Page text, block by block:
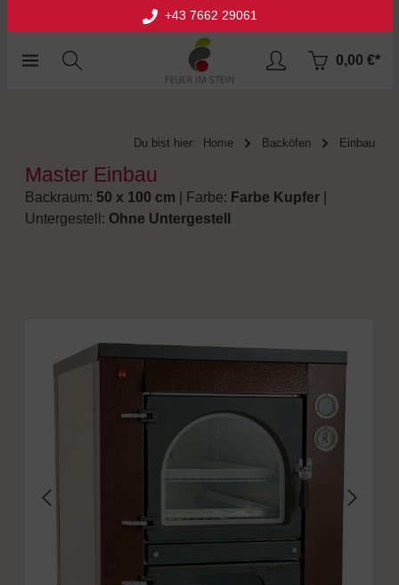
+43 7662 29061
0,00 €*
Du bist hier: Home Backöfen Einbau
Master Einbau
Backraum: 50 x 100 cm | Farbe: Farbe Kupfer
Untergestell: Ohne Untergestell